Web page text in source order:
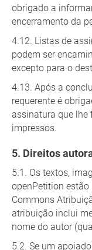
obrigado a
encerramento da
Listas de
podem ser
excepto para o
Após a
requerente é
assinatura que lhe
impressos.
Direitos
Os textos,
openPetition
Commons
atribuição inclui
nome do autor
Se um